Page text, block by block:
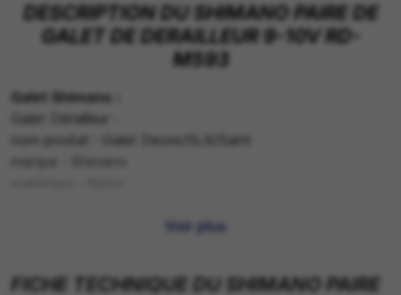
DESCRIPTION DU SHIMANO PAIRE DE
GALET DE DERAILLEUR 9-10V RD-
M593
Galet Shimano :
Galet Dérailleur :
nom produit : Galet Deore/SLX/Saint
compatibilité : Shimano 9/10 v
Voir plus
FICHE TECHNIQUE DU SHIMANO PAIRE